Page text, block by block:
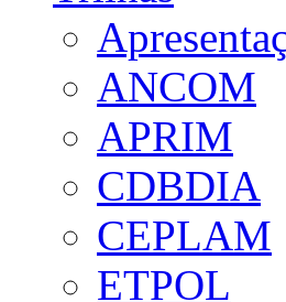
ANCOM
APRIM
CDBDIA
CEPLAM
ETPOL